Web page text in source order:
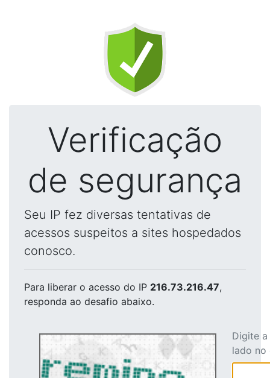
Verificação
de segurança
Seu IP fez diversas tentativas de
acessos suspeitos a sites hospedados
conosco.
Para liberar o acesso do IP 216.73.216.47,
responda ao desafio abaixo.
Digite
lado no